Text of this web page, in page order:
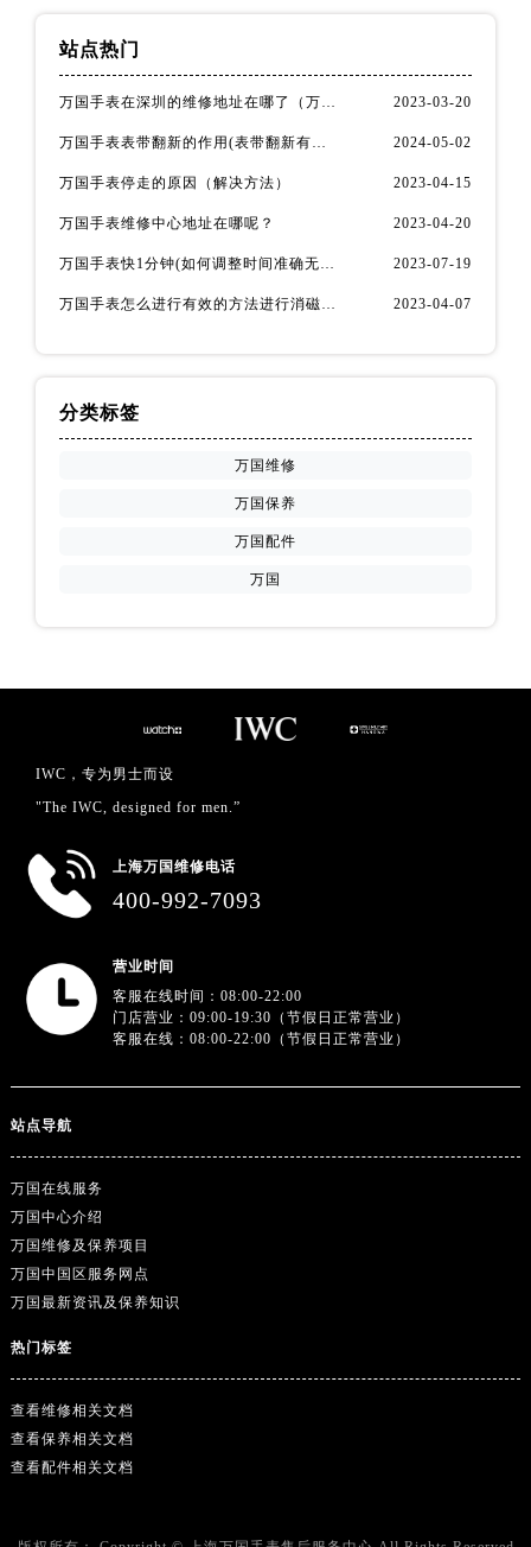
站点热门
万国手表在深圳的维修地址在哪了（万国手表如何更换表带） 2023-03-20
万国手表表带翻新的作用(表带翻新有什么用) 2024-05-02
万国手表停走的原因（解决方法） 2023-04-15
万国手表维修中心地址在哪呢？ 2023-04-20
万国手表快1分钟(如何调整时间准确无误) 2023-07-19
万国手表怎么进行有效的方法进行消磁呢(机械手表消磁) 2023-04-07
分类标签
万国维修
万国保养
万国配件
万国
IWC，专为男士而设
"The IWC, designed for men.”
上海万国维修电话
400-992-7093
营业时间
客服在线时间：08:00-22:00
门店营业：09:00-19:30（节假日正常营业）
客服在线：08:00-22:00（节假日正常营业）
站点导航
万国在线服务
万国中心介绍
万国维修及保养项目
万国中国区服务网点
万国最新资讯及保养知识
热门标签
查看维修相关文档
查看保养相关文档
查看配件相关文档